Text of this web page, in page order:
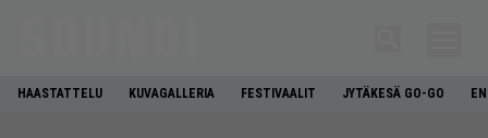
HAASTATTELU KUVAGALLERIA FESTIVAALIT JYTÄKESÄ GO-GO